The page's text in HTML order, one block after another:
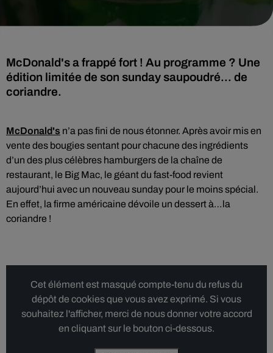
McDonald's a frappé fort ! Au programme ? Une
édition limitée de son sunday saupoudré... de
coriandre.
McDonald's n’a pas fini de nous étonner. Après avoir mis en
vente des bougies sentant pour chacune des ingrédients
d’un des plus célèbres hamburgers de la chaîne de
restaurant, le Big Mac, le géant du fast-food revient
aujourd’hui avec un nouveau sunday pour le moins spécial.
En effet, la firme américaine dévoile un dessert à…la
coriandre !
Cet élément est masqué compte-tenu du refus du
dépôt de cookies que vous avez exprimé. Si vous
souhaitez l'afficher, merci de nous donner votre accord
en cliquant sur le bouton ci-dessous.